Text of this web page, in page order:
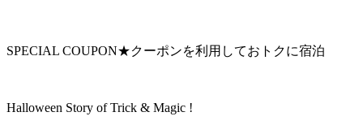
SPECIAL COUPON★クーポンを利用しておトクに宿泊
Halloween Story of Trick & Magic !